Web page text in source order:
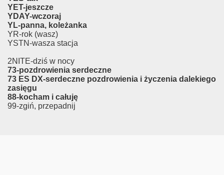
YET-jeszcze
YDAY-wczoraj
YL-panna, koleżanka
YR-rok (wasz)
YSTN-wasza stacja
2NITE-dziś w nocy
73-pozdrowienia serdeczne
73 ES DX-serdeczne pozdrowienia i życzenia dalekiego
zasięgu
88-kocham i całuję
99-zgiń, przepadnij